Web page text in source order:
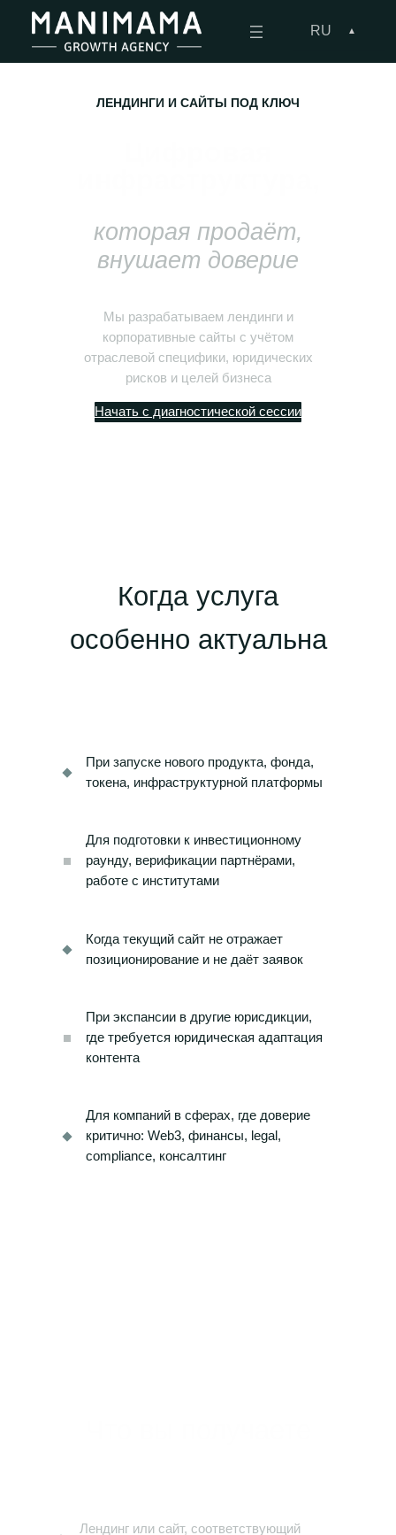
RU
ЛЕНДИНГИ И САЙТЫ ПОД КЛЮЧ
которая продаёт,
внушает доверие
Мы разрабатываем лендинги и
корпоративные сайты с учётом
отраслевой специфики, юридических
рисков и целей бизнеса
Начать с диагностической сессии
Когда услуга
особенно актуальна
При запуске нового продукта, фонда,
токена, инфраструктурной платформы
Для подготовки к инвестиционному
раунду, верификации партнёрами,
работе с институтами
Когда текущий сайт не отражает
позиционирование и не даёт заявок
При экспансии в другие юрисдикции,
где требуется юридическая адаптация
контента
Для компаний в сферах, где доверие
критично: Web3, финансы, legal,
compliance, консалтинг
Лендинг или сайт, соответствующий